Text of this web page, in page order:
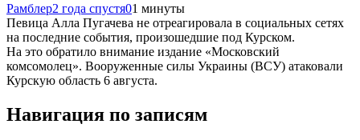
Рамблер2 года спустя01 минуты
Певица Алла Пугачева не отреагировала в социальных сетях
на последние события, произошедшие под Курском.
На это обратило внимание издание «Московский
комсомолец». Вооруженные силы Украины (ВСУ) атаковали
Курскую область 6 августа.
Навигация по записям